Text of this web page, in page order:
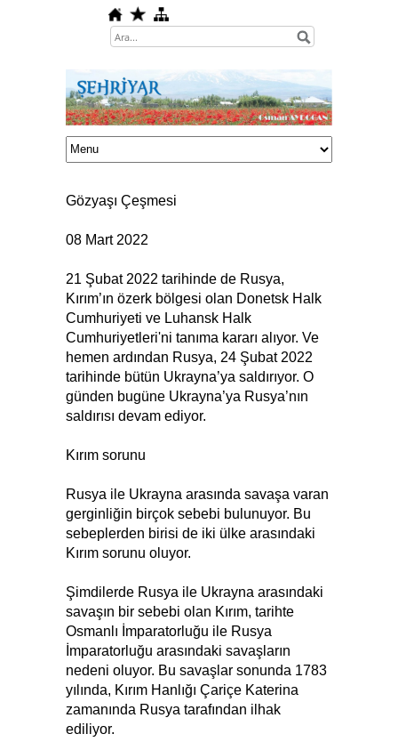
Gözyaşı Çeşmesi
08 Mart 2022
21 Şubat 2022 tarihinde de Rusya,
Kırım’ın özerk bölgesi olan Donetsk Halk
Cumhuriyeti ve Luhansk Halk
Cumhuriyetleri'ni tanıma kararı alıyor. Ve
hemen ardından Rusya, 24 Şubat 2022
tarihinde bütün Ukrayna’ya saldırıyor. O
günden bugüne Ukrayna’ya Rusya’nın
saldırısı devam ediyor.
Kırım sorunu
Rusya ile Ukrayna arasında savaşa varan
gerginliğin birçok sebebi bulunuyor. Bu
sebeplerden birisi de iki ülke arasındaki
Kırım sorunu oluyor.
Şimdilerde Rusya ile Ukrayna arasındaki
savaşın bir sebebi olan Kırım, tarihte
Osmanlı İmparatorluğu ile Rusya
İmparatorluğu arasındaki savaşların
nedeni oluyor. Bu savaşlar sonunda 1783
yılında, Kırım Hanlığı Çariçe Katerina
zamanında Rusya tarafından ilhak
ediliyor.